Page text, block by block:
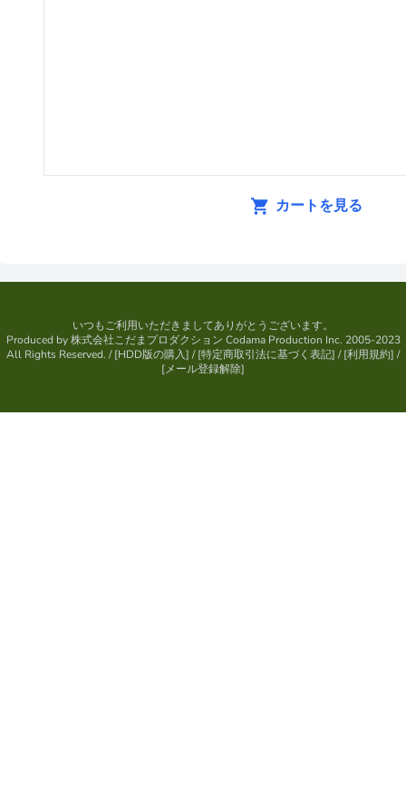
カートを見る
いつもご利用いただきましてありがとうございます。
Produced by株式会社こだまプロダクション Codama Production Inc. 2005-2023
All Rights Reserved. / [HDD版の購入] / [特定商取引法に基づく表記] / [利用規約] /
[メール登録解除]